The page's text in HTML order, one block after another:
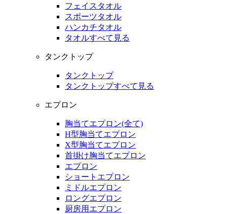
フェイスタオル
スポーツタオル
ハンカチタオル
タオルすべて見る
タンクトップ
タンクトップ
タンクトップすべて見る
エプロン
胸当てエプロン(全て)
H型胸当てエプロン
X型胸当てエプロン
首掛け胸当てエプロン
エプロン
ショートエプロン
ミドルエプロン
ロングエプロン
厨房用エプロン